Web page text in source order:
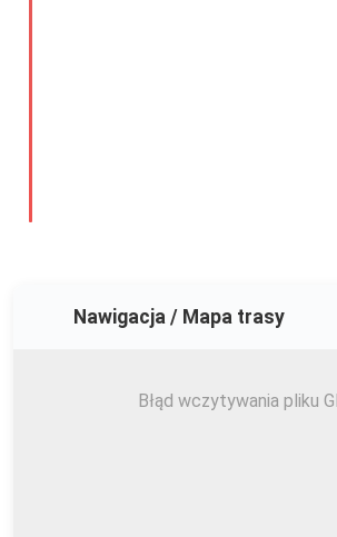
Nawigacja / Mapa trasy
Błąd wczytywania pliku